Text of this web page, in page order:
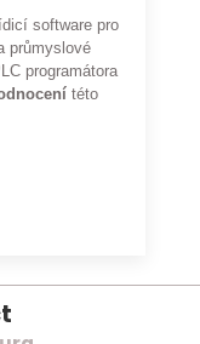
software pro
průmyslové
programátora
této